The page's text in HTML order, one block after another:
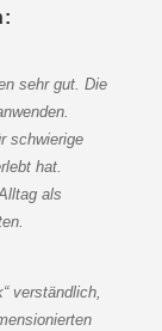
sehr gut. Die
schwierige
hat.
als
verständlich,